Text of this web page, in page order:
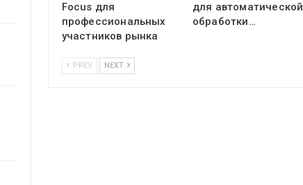
Focus для
профессиональных
участников рынка
для автоматической
обработки…
PREV NEXT